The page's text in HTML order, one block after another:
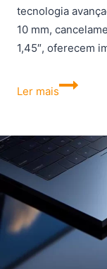
tecnologia
10 mm,
1,45″, oferecem
Ler mais
JBL
3
é
lançado
até
48